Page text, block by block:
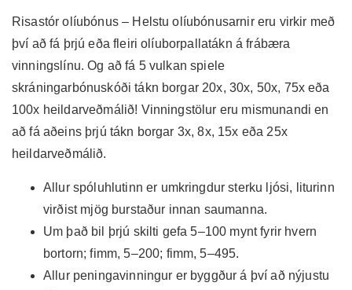
Risastór olíubónus – Helstu olíubónusarnir eru virkir með
því að fá þrjú eða fleiri olíuborpallatákn á frábæra
vinningslínu. Og að fá 5vulkan spiele
skráningarbónuskóði tákn borgar 20x, 30x, 50x, 75x eða
100x heildarveðmálið! Vinningstölur eru mismunandi en
að fá aðeins þrjú tákn borgar 3x, 8x, 15x eða 25x
heildarveðmálið.
Allur spóluhlutinn er umkringdur sterku ljósi, liturinn
virðist mjög burstaður innan saumanna.
Um það bil þrjú skilti gefa 5–100 mynt fyrir hvern
bortorn; fimm, 5–200; fimm, 5–495.
Allur peningavinningur er byggður á því að nýjustu